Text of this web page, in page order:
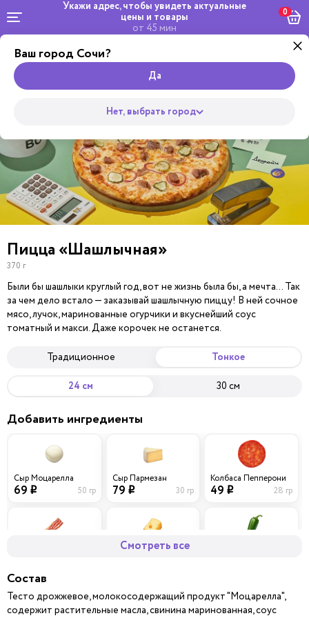
Укажи адрес, чтобы увидеть актуальные
цены и товары
от 45 мин
Ваш город Сочи?
Да
Нет, выбрать город
0
by
Жульверик
Комбо и
Пицца «Шашлычная»
370 г
Были бы шашлыки круглый год, вот не жизнь была бы, а мечта… Так
за чем дело встало — заказывай шашлычную пиццу! В ней сочное
мясо, лучок, маринованные огурчики и вкуснейший соус
томатный и макси. Даже корочек не останется.
Традиционное Тонкое
24 см 30 см
Добавить ингредиенты
Сыр Моцарелла
69 i 50 гр
Сыр Пармезан
79 i 30 гр
Колбаса Пепперони
49 i 28 гр
Сыр Чеддер
Смотреть все
Состав
Тесто дрожжевое, молокосодержащий продукт "Моцарелла",
содержит растительные масла, свинина маринованная, соус